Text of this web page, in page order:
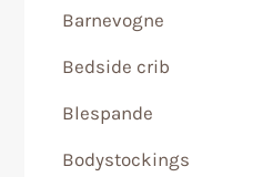
Barnevogne
Bedside crib
Blespande
Bodystockings